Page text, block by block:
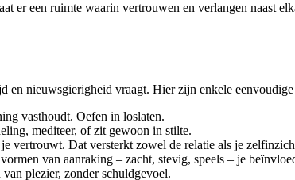
er een ruimte waarin vertrouwen en verlangen naast
nieuwsgierigheid vraagt. Hier zijn enkele
vasthoudt. Oefen in loslaten.
mediteer, of zit gewoon in stilte.
vertrouwt. Dat versterkt zowel de relatie als je
van aanraking – zacht, stevig, speels – je
plezier, zonder schuldgevoel.